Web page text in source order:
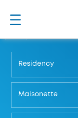
Residency
Maisonette